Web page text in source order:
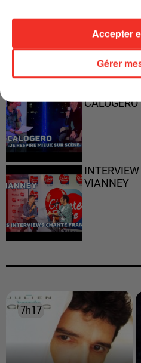
CALOGERO
VIANNEY
7h17
7h17
Gérer
Accepter